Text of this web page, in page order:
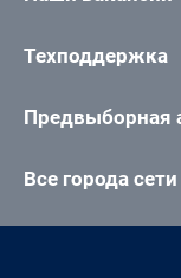
Техподдержка
Предвыборная
Все города сети